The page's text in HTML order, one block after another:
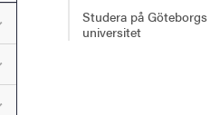
Undermeny för Forskning
Undermeny för Forskarutbildning
Undermeny för Samverkan och
Studera på Göteborgs
universitet